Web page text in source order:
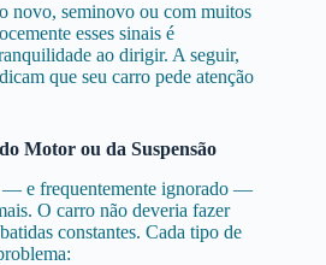
novo, seminovo ou com muitos
esses sinais é
ao dirigir. A seguir,
que seu carro pede atenção
Motor ou da Suspensão
— e frequentemente ignorado —
O carro não deveria fazer
constantes. Cada tipo de